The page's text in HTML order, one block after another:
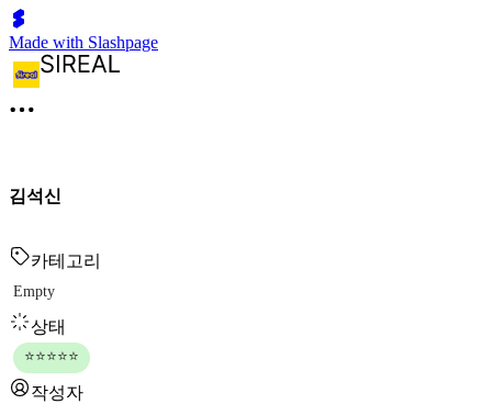
Made with Slashpage
김석신
카테고리
Empty
상태
⭐⭐⭐⭐⭐
작성자